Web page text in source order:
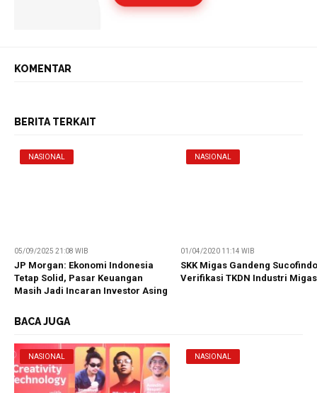
KOMENTAR
BERITA TERKAIT
NASIONAL
05/09/2025 21:08 WIB
JP Morgan: Ekonomi Indonesia
Tetap Solid, Pasar Keuangan
Masih Jadi Incaran Investor Asing
NASIONAL
01/04/2020 11:14 WIB
SKK Migas Gandeng Sucofindo
Verifikasi TKDN Industri Migas
BACA JUGA
NASIONAL NASIONAL